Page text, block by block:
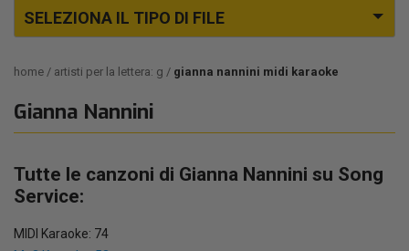
SELEZIONA IL TIPO DI FILE
home artisti per la lettera: g gianna nannini midi karaoke
Gianna Nannini
Tutte le canzoni di Gianna Nannini su Song
Service:
MIDI Karaoke: 74